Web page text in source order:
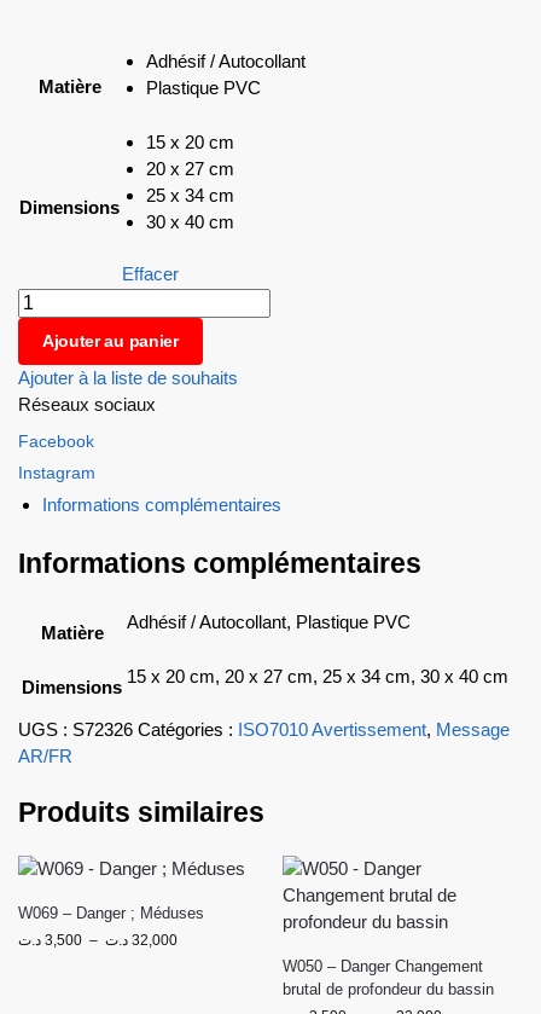
Matière
Adhésif / Autocollant
Plastique PVC
Dimensions
15 x 20 cm
20 x 27 cm
25 x 34 cm
30 x 40 cm
Effacer
Ajouter au panier
Ajouter à la liste de souhaits
Réseaux sociaux
Facebook
Instagram
Informations complémentaires
Informations complémentaires
Matière
Adhésif / Autocollant, Plastique PVC
Dimensions
15 x 20 cm, 20 x 27 cm, 25 x 34 cm, 30 x 40 cm
UGS : S72326 Catégories : ISO7010 Avertissement, Message
AR/FR
Produits similaires
W069 – Danger ; Méduses
3,500 د.ت – 32,000 د.ت
W050 – Danger Changement
brutal de profondeur du bassin